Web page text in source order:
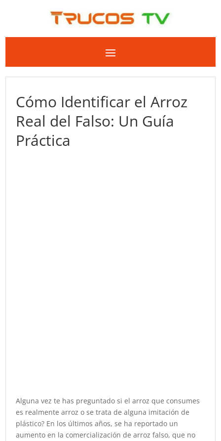
Cómo Identificar el Arroz
Real del Falso: Un Guía
Práctica
Alguna vez te has preguntado si el arroz que consumes
es realmente arroz o se trata de alguna imitación de
plástico? En los últimos años, se ha reportado un
aumento en la comercialización de arroz falso, que no